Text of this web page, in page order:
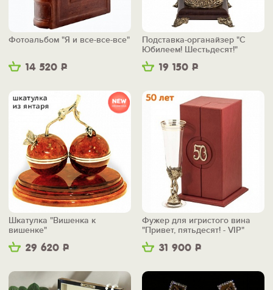
14 520 Р
Фотоальбом "Я и все-все-все"
19 150 Р
Подставка-органайзер "С
Юбилеем! Шестьдесят!"
29 620 Р
Шкатулка "Вишенка к
вишенке"
31 900 Р
Фужер для игристого вина
"Привет, пятьдесят! - VIP"